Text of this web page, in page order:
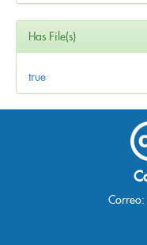
Has File(s)
true
Correo: